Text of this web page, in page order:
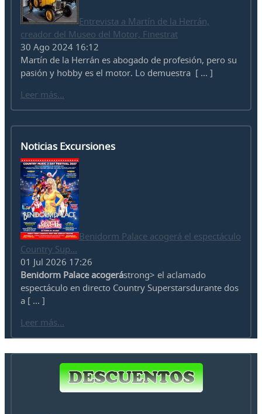
Entrevista a Martín de la Herrán,
creador del Museo del Motor, Finestrat
30 Ago 2024 16:12
Martín de la Herrán es abogado de profesión, pero su
pasión y hobby es el motor. Lo demuestra [ ... ]
Leer más...
Noticias Excursiones
Benidorm Palace acogerá el espectáculo
Country Sup...
01 Jul 2026 17:26
Benidorm Palace acogerástrong> el aclamado
espectáculo en directo Country Superstarsdurante dos
a [ ... ]
Leer más...